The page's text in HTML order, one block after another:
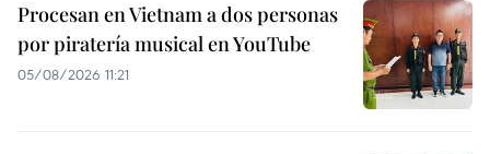
Procesan en Vietnam a dos personas
por piratería musical en YouTube
05/08/2026 11:21